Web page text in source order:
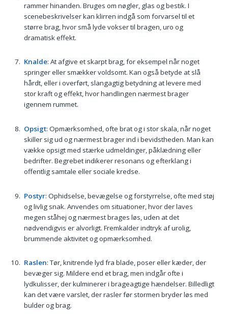
rammer hinanden. Bruges om nøgler, glas og bestik. I
scenebeskrivelser kan klirren indgå som forvarsel til et
større brag, hvor små lyde vokser til bragen, uro og
dramatisk effekt.
Knalde: At afgive et skarpt brag, for eksempel når noget
springer eller smækker voldsomt. Kan også betyde at slå
hårdt, eller i overført, slangagtig betydning at levere med
stor kraft og effekt, hvor handlingen nærmest brager
igennem rummet.
Opsigt: Opmærksomhed, ofte brat og i stor skala, når noget
skiller sig ud og nærmest brager ind i bevidstheden. Man kan
vække opsigt med stærke udmeldinger, påklædning eller
bedrifter. Begrebet indikerer resonans og efterklang i
offentlig samtale eller sociale kredse.
Postyr: Ophidselse, bevægelse og forstyrrelse, ofte med støj
og livlig snak. Anvendes om situationer, hvor der laves
megen ståhej og nærmest brages løs, uden at det
nødvendigvis er alvorligt. Fremkalder indtryk af urolig,
brummende aktivitet og opmærksomhed.
Raslen: Tør, knitrende lyd fra blade, poser eller kæder, der
bevæger sig. Mildere end et brag, men indgår ofte i
lydkulisser, der kulminerer i brageagtige hændelser. Billedligt
kan det være varslet, der rasler før stormen bryder løs med
bulder og brag.